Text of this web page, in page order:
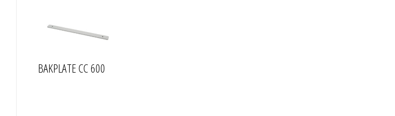
BAKPLATE CC 600